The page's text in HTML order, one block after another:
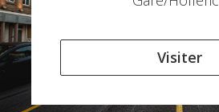
Visiter